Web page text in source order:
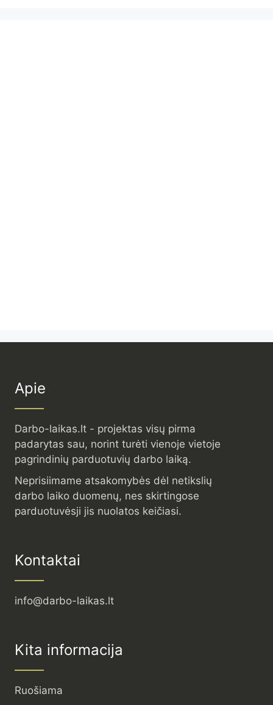
Apie
Darbo-laikas.lt - projektas visų pirma
padarytas sau, norint turėti vienoje vietoje
pagrindinių parduotuvių darbo laiką.
Neprisiimame atsakomybės dėl netikslių
darbo laiko duomenų, nes skirtingose
parduotuvėsji jis nuolatos keičiasi.
Kontaktai
info@darbo-laikas.lt
Kita informacija
Ruošiama